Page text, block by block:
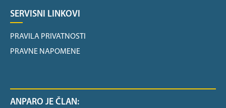
SERVISNI LINKOVI
PRAVILA PRIVATNOSTI
PRAVNE NAPOMENE
ANPARO JE ČLAN: